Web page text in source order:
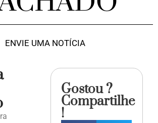
ENVIE UMA NOTÍCIA
Gostou ?
Compartilhe
!